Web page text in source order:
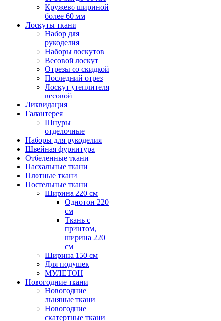
Кружево шириной
более 60 мм
Лоскуты ткани
Набор для
рукоделия
Наборы лоскутов
Весовой лоскут
Отрезы со скидкой
Последний отрез
Лоскут утеплителя
весовой
Ликвидация
Галантерея
Шнуры
отделочные
Наборы для рукоделия
Швейная фурнитура
Отбеленные ткани
Пасхальные ткани
Плотные ткани
Постельные ткани
Ширина 220 см
Однотон 220
см
Ткань с
принтом,
ширина 220
см
Ширина 150 см
Для подушек
МУЛЕТОН
Новогодние ткани
Новогодние
льняные ткани
Новогодние
скатертные ткани